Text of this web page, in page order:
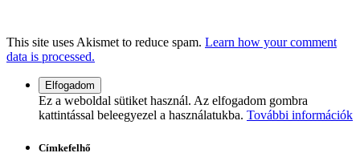
This site uses Akismet to reduce spam. Learn how your comment
data is processed.
Ez a weboldal sütiket használ. Az elfogadom gombra
kattintással beleegyezel a használatukba. További információk
Címkefelhő